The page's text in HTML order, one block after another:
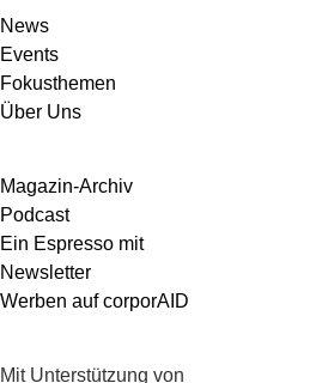
News
Events
Fokusthemen
Über Uns
Magazin-Archiv
Podcast
Ein Espresso mit
Newsletter
Werben auf corporAID
Mit Unterstützung von